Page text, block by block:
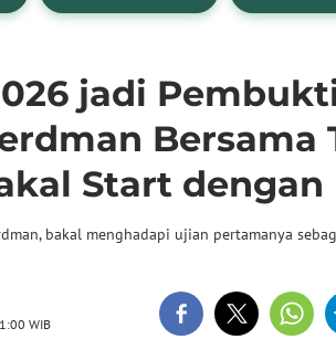
jadi
Bersama
Start dengan
bakal menghadapi ujian pertamanya
WIB